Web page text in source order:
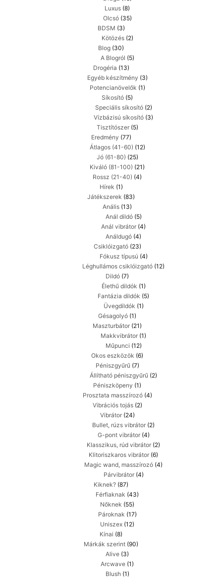
Luxus (8)
Olcsó(35)
BDSM (3)
Kötözés(2)
Blog (30)
A Blogról (5)
Drogéria (13)
Egyéb készítmény (3)
Potencianövelők (1)
Síkosító (5)
Speciális síkosító(2)
Vízbázisú síkosító (3)
Tisztítószer(5)
Eredmény (77)
Átlagos (41-60) (12)
Jó (61-80) (25)
Kiváló (81-100) (21)
Rossz (21-40) (4)
Hírek (1)
Játékszerek (83)
Anális (13)
Anál dildó(5)
Anál vibrátor (4)
Análdugó (4)
Csiklóizgató(23)
Fókusz típusú (4)
Léghullámos csiklóizgató (12)
Dildó (7)
Élethű dildók (1)
Fantázia dildók (5)
Üvegdildók (1)
Gésagolyó (1)
Maszturbátor (21)
Makkvibrátor (1)
Műpunci (12)
Okos eszközök (6)
Péniszgyűrű (7)
Állítható péniszgyűrű (2)
Péniszköpeny (1)
Prosztata masszírozó(4)
Vibrációs tojás(2)
Vibrátor(24)
Bullet, rúzs vibrátor (2)
G-pont vibrátor(4)
Klasszikus, rúd vibrátor (2)
Klitoriszkaros vibrátor (6)
Magic wand, masszírozó (4)
Párvibrátor(4)
Kiknek? (87)
Férfiaknak (43)
Nőknek (55)
Pároknak (17)
Uniszex (12)
Kínai (8)
Márkák szerint (90)
Alive (3)
Arcwave (1)
Blush(1)